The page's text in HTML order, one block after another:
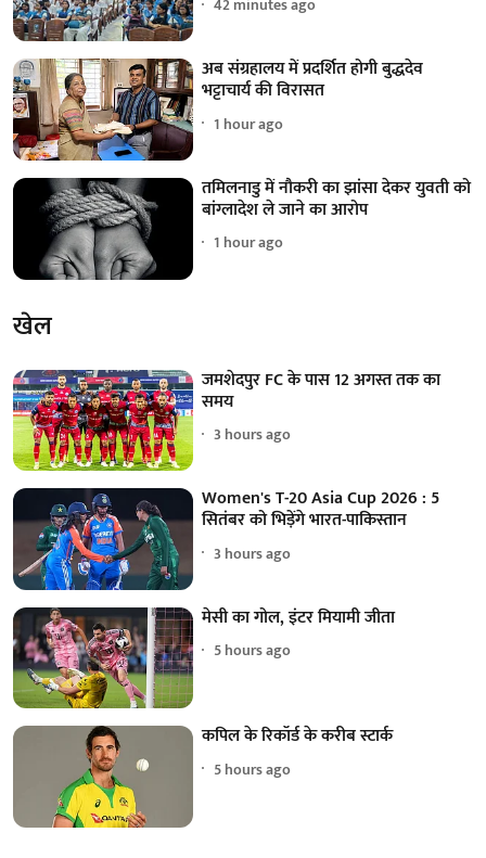
42 minutes ago
अब संग्रहालय में प्रदर्शित होगी बुद्धदेव
भट्टाचार्य की विरासत
1 hour ago
तमिलनाडु में नौकरी का झांसा देकर युवती को
बांग्लादेश ले जाने का आरोप
1 hour ago
खेल
जमशेदपुर FC के पास 12 अगस्त तक का
समय
3 hours ago
Women's T-20 Asia Cup 2026 : 5
सितंबर को भिड़ेंगे भारत-पाकिस्तान
3 hours ago
मेसी का गोल, इंटर मियामी जीता
5 hours ago
कपिल के रिकॉर्ड के करीब स्टार्क
5 hours ago